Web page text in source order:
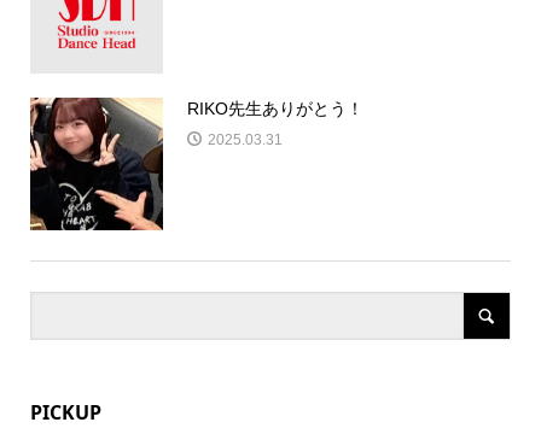
RIKO先生ありがとう！
2025.03.31
PICKUP